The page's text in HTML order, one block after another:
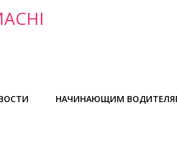
НАЧИНАЮЩИМ